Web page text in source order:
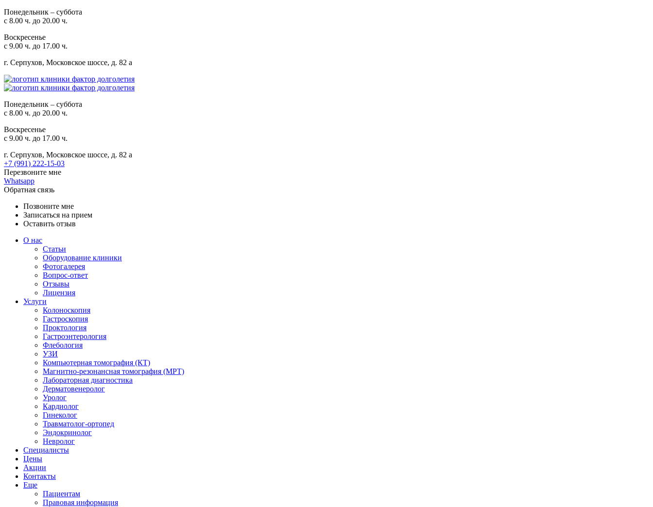
Понедельник – суббота
с 8.00 ч. до 20.00 ч.
Воскресенье
с 9.00 ч. до 17.00 ч.
г. Серпухов, Московское шоссе, д. 82 а
Понедельник – суббота
с 8.00 ч. до 20.00 ч.
Воскресенье
с 9.00 ч. до 17.00 ч.
г. Серпухов, Московское шоссе, д. 82 а
+7 (991) 222-15-03
Перезвоните мне
Whatsapp
Обратная связь
Позвоните мне
Записаться на прием
Оставить отзыв
О нас
Статьи
Оборудование клиники
Фотогалерея
Вопрос-ответ
Отзывы
Лицензия
Услуги
Колоноскопия
Гастроскопия
Проктология
Гастроэнтерология
Флебология
УЗИ
Компьютерная томография (КТ)
Магнитно-резонансная томография (МРТ)
Лабораторная диагностика
Дерматовенеролог
Уролог
Кардиолог
Гинеколог
Травматолог-ортопед
Эндокринолог
Невролог
Специалисты
Цены
Акции
Контакты
Еще
Пациентам
Правовая информация